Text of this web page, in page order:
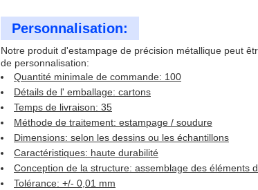
Personnalisation:
Notre produit d'estampage de précision métallique peut
de personnalisation:
Quantité minimale de commande: 100
Détails de l' emballage: cartons
Temps de livraison: 35
Méthode de traitement: estampage / soudure
Dimensions: selon les dessins ou les échantillons
Caractéristiques: haute durabilité
Conception de la structure: assemblage des éléments
Tolérance: +/- 0,01 mm